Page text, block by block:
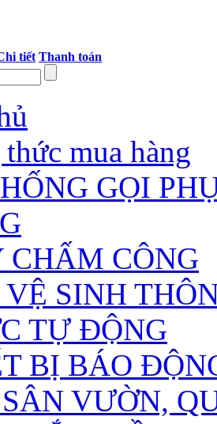
tiết Thanh toán
mua hàng
GỌI
CHẤM CÔNG
SINH
TỰ ĐỘNG
BỊ BÁO
VƯỜN,